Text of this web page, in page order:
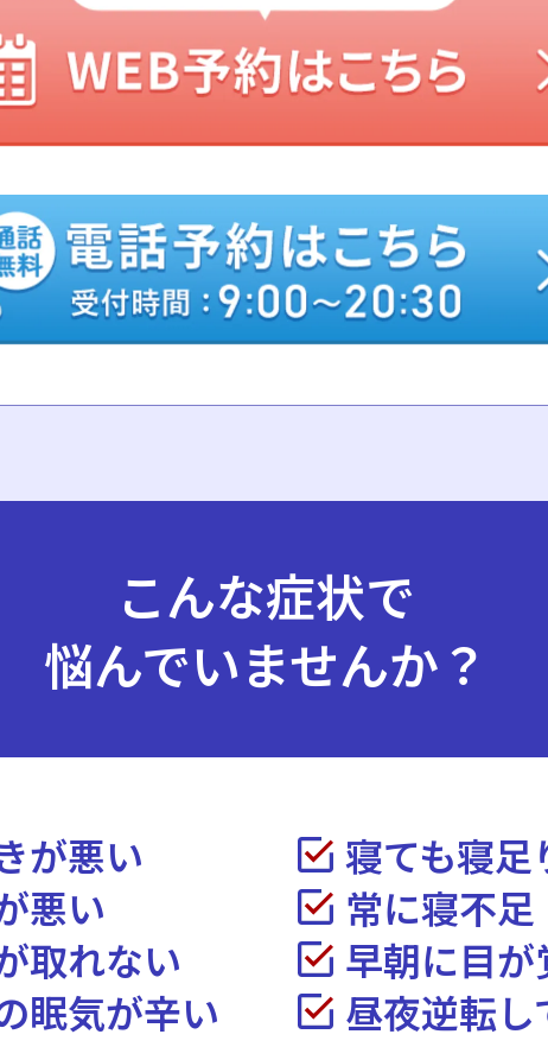
こんな症状で
悩んでいませんか？
が悪い
寝ても寝足
悪い
常に寝不足
取れない
早朝に目が
眠気が辛い
昼夜逆転し